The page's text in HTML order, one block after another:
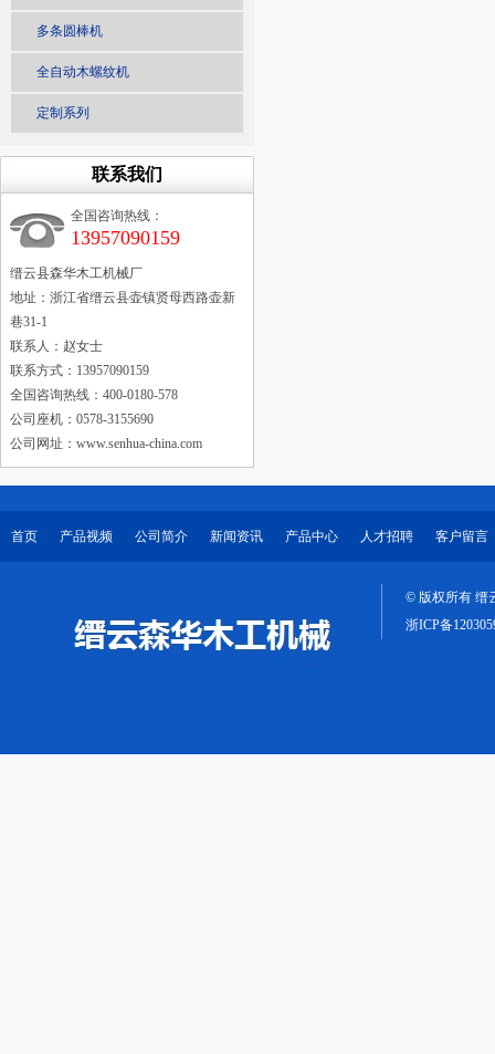
多条圆棒机
全自动木螺纹机
定制系列
联系我们
全国咨询热线：
13957090159
缙云县森华木工机械厂
地址：浙江省缙云县壶镇贤母西路壶新
巷31-1
联系人：赵女士
联系方式：13957090159
全国咨询热线：400-0180-578
公司座机：0578-3155690
公司网址：www.senhua-china.com
首页 产品视频 公司简介 新闻资讯 产品中心 人才招聘 客户留言
© 版权所有 缙
浙ICP备